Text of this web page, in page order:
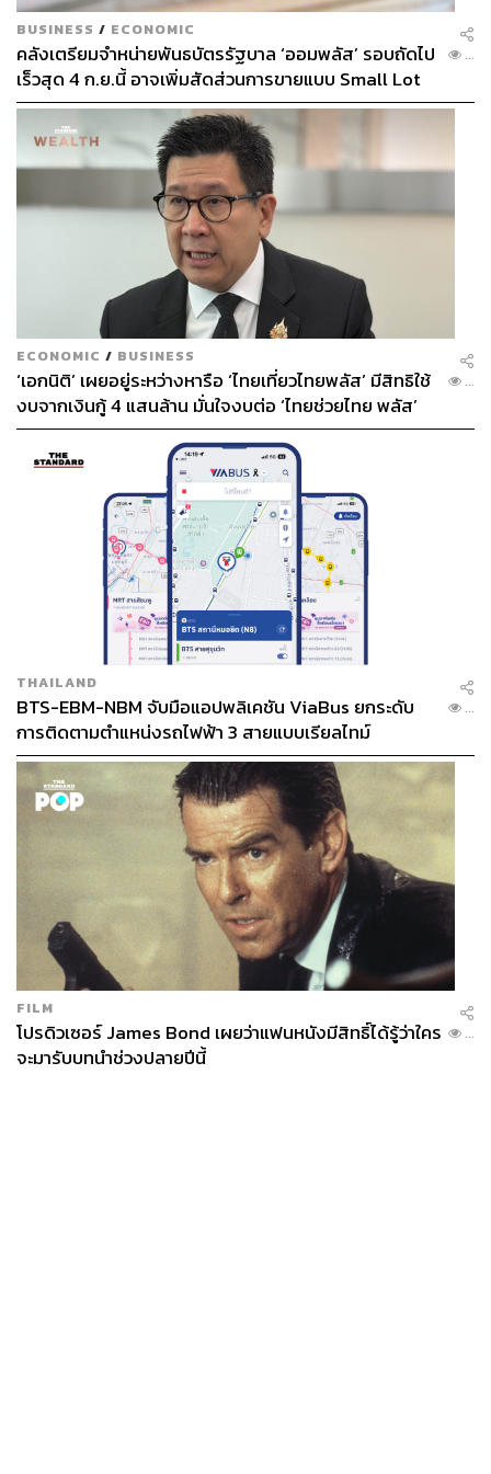
BUSINESS / ECONOMIC
คลังเตรียมจำหน่ายพันธบัตรรัฐบาล ‘ออมพลัส’ รอบถัดไป
เร็วสุด 4 ก.ย.นี้ อาจเพิ่มสัดส่วนการขายแบบ Small Lot
First มากขึ้น
...
ECONOMIC / BUSINESS
‘เอกนิติ’ เผยอยู่ระหว่างหารือ ‘ไทยเที่ยวไทยพลัส’ มีสิทธิใช้
งบจากเงินกู้ 4 แสนล้าน มั่นใจงบต่อ ‘ไทยช่วยไทย พลัส’
เฟส 2 มีเพียงพอ
...
THAILAND
BTS-EBM-NBM จับมือแอปพลิเคชัน ViaBus ยกระดับ
การติดตามตำแหน่งรถไฟฟ้า 3 สายแบบเรียลไทม์
...
FILM
โปรดิวเซอร์ James Bond เผยว่าแฟนหนังมีสิทธิ์ได้รู้ว่าใคร
จะมารับบทนำช่วงปลายปีนี้
...